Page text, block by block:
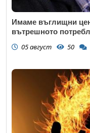
Имаме въглищни
вътрешното
05 август 50